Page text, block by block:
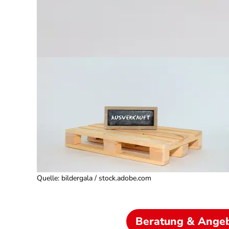
Quelle: bildergala / stock.adobe.com
Beratung &